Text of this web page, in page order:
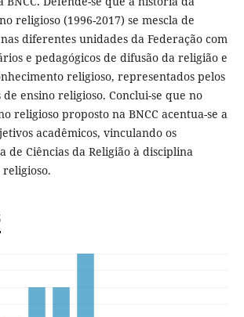
religioso (1996-2017) se mescla de
diferentes unidades da Federação com
e pedagógicos de difusão da religião e
religioso, representados pelos
ensino religioso. Conclui-se que no
religioso proposto na BNCC acentua-se a
acadêmicos, vinculando os
de Ciências da Religião à disciplina